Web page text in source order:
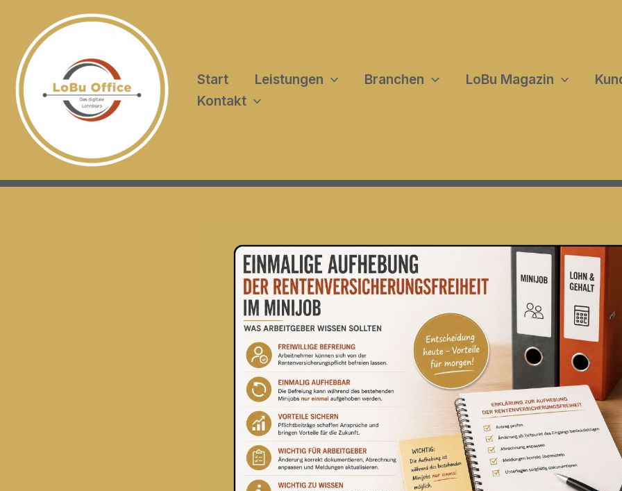
springen
Start Leistungen Branchen LoBu Magazin
Kontakt